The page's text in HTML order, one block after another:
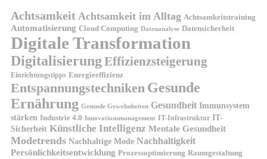
Achtsamkeit Achtsamkeit im Alltag Achtsamkeitstraining
Automatisierung Cloud Computing Datenanalyse Datensicherheit
Digitale Transformation
Digitalisierung Effizienzsteigerung
Einrichtungstipps Energieeffizienz
Entspannungstechniken Gesunde
Ernährung Gesunde Gewohnheiten Gesundheit Immunsystem
stärken Industrie 4.0 Innovationsmanagement IT-Infrastruktur IT-
Sicherheit Künstliche Intelligenz Mentale Gesundheit
Modetrends Nachhaltige Mode Nachhaltigkeit
Persönlichkeitsentwicklung Prozessoptimierung Raumgestaltung